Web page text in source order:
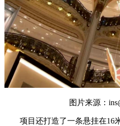
图片来源：
项目还打造了一条悬挂在16